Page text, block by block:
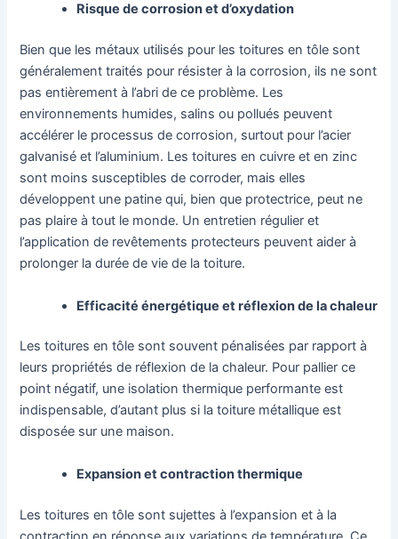
Risque de corrosion et d’oxydation
Bien que les métaux utilisés pour les toitures en tôle sont
généralement traités pour résister à la corrosion, ils ne sont
pas entièrement à l’abri de ce problème. Les
environnements humides, salins ou pollués peuvent
accélérer le processus de corrosion, surtout pour l’acier
galvanisé et l’aluminium. Les toitures en cuivre et en zinc
sont moins susceptibles de corroder, mais elles
développent une patine qui, bien que protectrice, peut ne
pas plaire à tout le monde. Un entretien régulier et
l’application de revêtements protecteurs peuvent aider à
prolonger la durée de vie de la toiture.
Efficacité énergétique et réflexion de la chaleur
Les toitures en tôle sont souvent pénalisées par rapport à
leurs propriétés de réflexion de la chaleur. Pour pallier ce
point négatif, une isolation thermique performante est
indispensable, d’autant plus si la toiture métallique est
disposée sur une maison.
Expansion et contraction thermique
Les toitures en tôle sont sujettes à l’expansion et à la